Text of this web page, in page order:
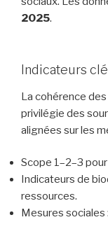
2025.
Indicateurs
La cohérence
privilégie des
alignées sur les
Scope 1–2–3
Indicateurs de
ressources.
Mesures sociales